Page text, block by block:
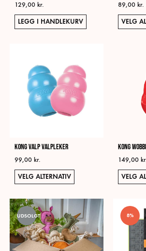
129,00 kr.
LEGG I HANDLEKURV
89,00 kr.
VELG
KONG Valp Valpleker
99,00 kr.
VELG ALTERNATIV
produktet
har
flere
varianter.
Alternativene
kan
KONG
149,00
VELG
UDSOLGT 8%